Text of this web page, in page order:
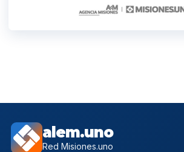
alem.uno
Red Misiones.uno